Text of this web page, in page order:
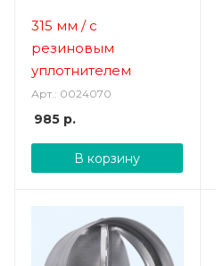
315 мм / с
резиновым
уплотнителем
Арт.: 0024070
985 р.
В корзину